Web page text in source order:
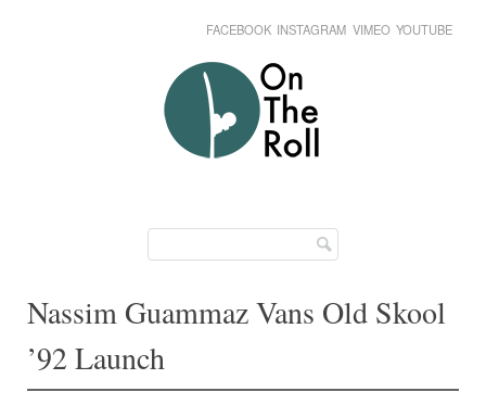
FACEBOOK INSTAGRAM VIMEO YOUTUBE
Main menu
Nassim Guammaz Vans Old Skool
’92 Launch